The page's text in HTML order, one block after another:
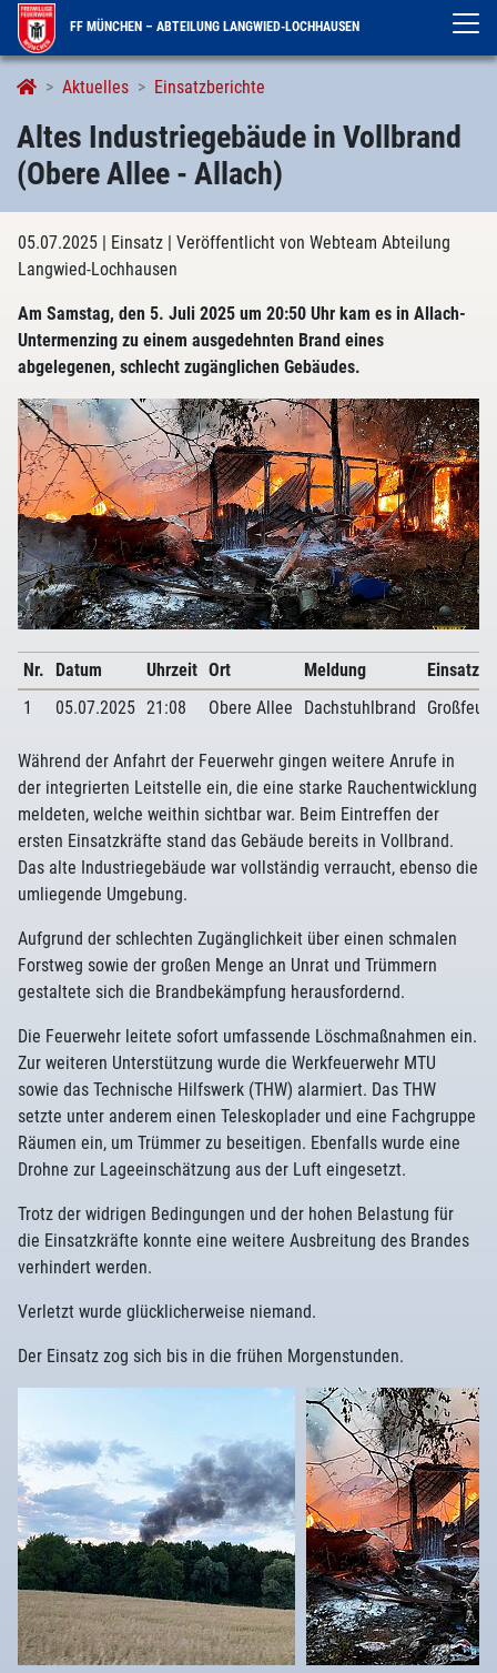
FF MÜNCHEN – ABTEILUNG LANGWIED-LOCHHAUSEN
Aktuelles Einsatzberichte
Altes Industriegebäude in Vollbrand
(Obere Allee - Allach)
05.07.2025 | Einsatz | Veröffentlicht von Webteam Abteilung
Langwied-Lochhausen
Am Samstag, den 5. Juli 2025 um 20:50 Uhr kam es in Allach-
Untermenzing zu einem ausgedehnten Brand eines
abgelegenen, schlecht zugänglichen Gebäudes.
Nr. Datum Uhrzeit Ort Meldung
1
05.07.2025 21:08 Obere Allee Dachstuhlbrand Großfeuer
Während der Anfahrt der Feuerwehr gingen weitere Anrufe in
der integrierten Leitstelle ein, die eine starke Rauchentwicklung
meldeten, welche weithin sichtbar war. Beim Eintreffen der
ersten Einsatzkräfte stand das Gebäude bereits in Vollbrand.
Das alte Industriegebäude war vollständig verraucht, ebenso die
umliegende Umgebung.
Aufgrund der schlechten Zugänglichkeit über einen schmalen
Forstweg sowie der großen Menge an Unrat und Trümmern
gestaltete sich die Brandbekämpfung herausfordernd.
Die Feuerwehr leitete sofort umfassende Löschmaßnahmen ein.
Zur weiteren Unterstützung wurde die Werkfeuerwehr MTU
sowie das Technische Hilfswerk (THW) alarmiert. Das THW
setzte unter anderem einen Teleskoplader und eine Fachgruppe
Räumen ein, um Trümmer zu beseitigen. Ebenfalls wurde eine
Drohne zur Lageeinschätzung aus der Luft eingesetzt.
Trotz der widrigen Bedingungen und der hohen Belastung für
die Einsatzkräfte konnte eine weitere Ausbreitung des Brandes
verhindert werden.
Verletzt wurde glücklicherweise niemand.
Der Einsatz zog sich bis in die frühen Morgenstunden.